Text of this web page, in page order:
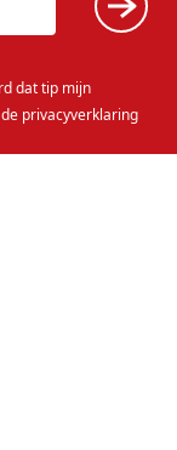
dat tip mijn
privacyverklaring